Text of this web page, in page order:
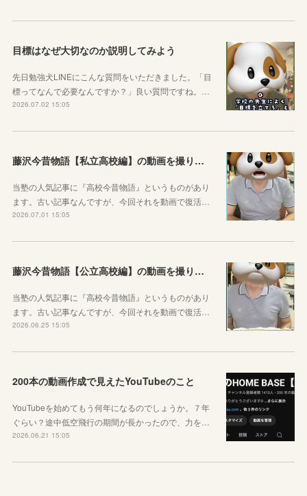
目標はなぜ大切なのか説明してみよう
先日勉強犬LINEにこんな質問をいただきました。「目
標ってなんで必要なんですか？」良い質問ですね。…
2026.07.02 15:05
藤沢今昔物語【私立高校編】の動画を撮りました！
当塾の人気記事に『高校今昔物語』というものがあり
ます。古い記事なんですが、今回それを動画で復活…
2026.07.01 15:05
藤沢今昔物語【公立高校編】の動画を撮りました！
当塾の人気記事に『高校今昔物語』というものがあり
ます。古い記事なんですが、今回それを動画で復活…
2026.06.25 15:05
200本の動画作成で見えたYouTubeのこと
YouTubeを始めてもう何年になるのでしょうか。７年
ぐらい？途中低空飛行の期間が長かったので、力を…
2026.06.21 15:05